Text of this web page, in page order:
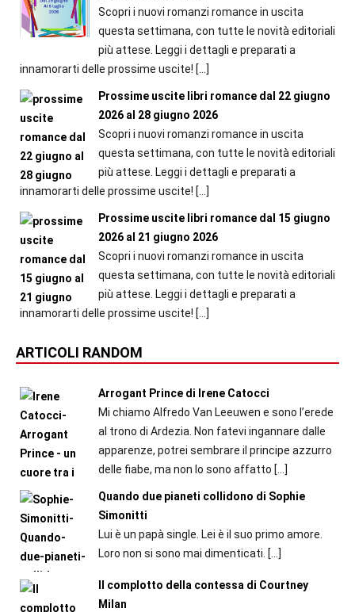
Scopri i nuovi romanzi romance in uscita
questa settimana, con tutte le novità editoriali
più attese. Leggi i dettagli e preparati a
innamorarti delle prossime uscite! […]
Prossime uscite libri romance dal 22 giugno
2026 al 28 giugno 2026
Scopri i nuovi romanzi romance in uscita
questa settimana, con tutte le novità editoriali
più attese. Leggi i dettagli e preparati a
innamorarti delle prossime uscite! […]
Prossime uscite libri romance dal 15 giugno
2026 al 21 giugno 2026
Scopri i nuovi romanzi romance in uscita
questa settimana, con tutte le novità editoriali
più attese. Leggi i dettagli e preparati a
innamorarti delle prossime uscite! […]
ARTICOLI RANDOM
Arrogant Prince di Irene Catocci
Mi chiamo Alfredo Van Leeuwen e sono l’erede
al trono di Ardezia. Non fatevi ingannare dalle
apparenze, potrei sembrare il principe azzurro
delle fiabe, ma non lo sono affatto […]
Quando due pianeti collidono di Sophie
Simonitti
Lui è un papà single. Lei è il suo primo amore.
Loro non si sono mai dimenticati. […]
Il complotto della contessa di Courtney
Milan